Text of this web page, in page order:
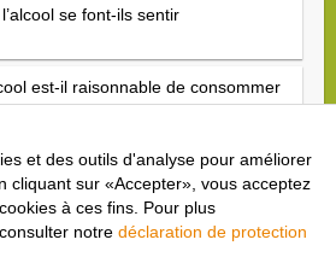
se font-ils sentir
est-il raisonnable de consommer
hydrique
et des outils d'analyse pour améliorer
cliquant sur «Accepter», vous acceptez
à ces fins. Pour plus
notre déclaration de protection